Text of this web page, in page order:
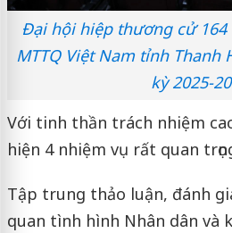
Đại hội hiệp thương cử 164
MTTQ Việt Nam tỉnh Thanh
kỳ 2025-
Với tinh thần trách nhiệm
hiện 4 nhiệm vụ rất quan
Tập trung thảo luận, đánh
quan tình hình Nhân dân và